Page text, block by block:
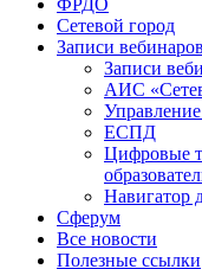
ФРДО
Сетевой город
Записи вебинаров
Записи
АИС
ЕСПД
Цифровые
Навигатор
Сферум
Все новости
Полезные ссылки